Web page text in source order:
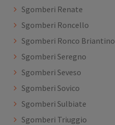
Sgomberi Renate
Sgomberi Roncello
Sgomberi Ronco Briantino
Sgomberi Seregno
Sgomberi Seveso
Sgomberi Sovico
Sgomberi Sulbiate
Sgomberi Triuggio